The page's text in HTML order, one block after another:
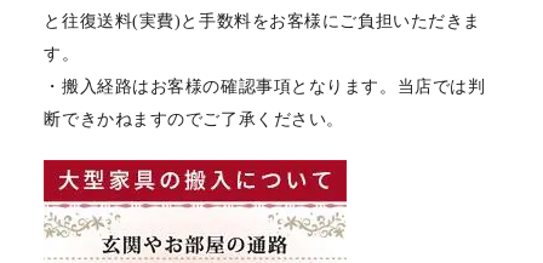
と往復送料(実費)と手数料をお客様にご負担いただきま
す。
・搬入経路はお客様の確認事項となります。当店では判
断できかねますのでご了承ください。